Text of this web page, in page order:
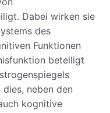
Dabei wirken sie
des
Funktionen
beteiligt
neben den
kognitive